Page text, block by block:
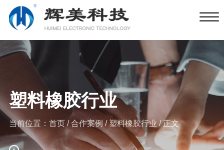
塑料橡胶行业
当前位置： 首页/合作案例/塑料橡胶行业/ 正文